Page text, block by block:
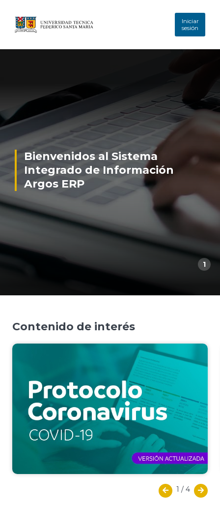
Iniciar
sesión
Bienvenidos al Sistema
Integrado de Información
Argos ERP
1
Contenido de interés​
1 / 4